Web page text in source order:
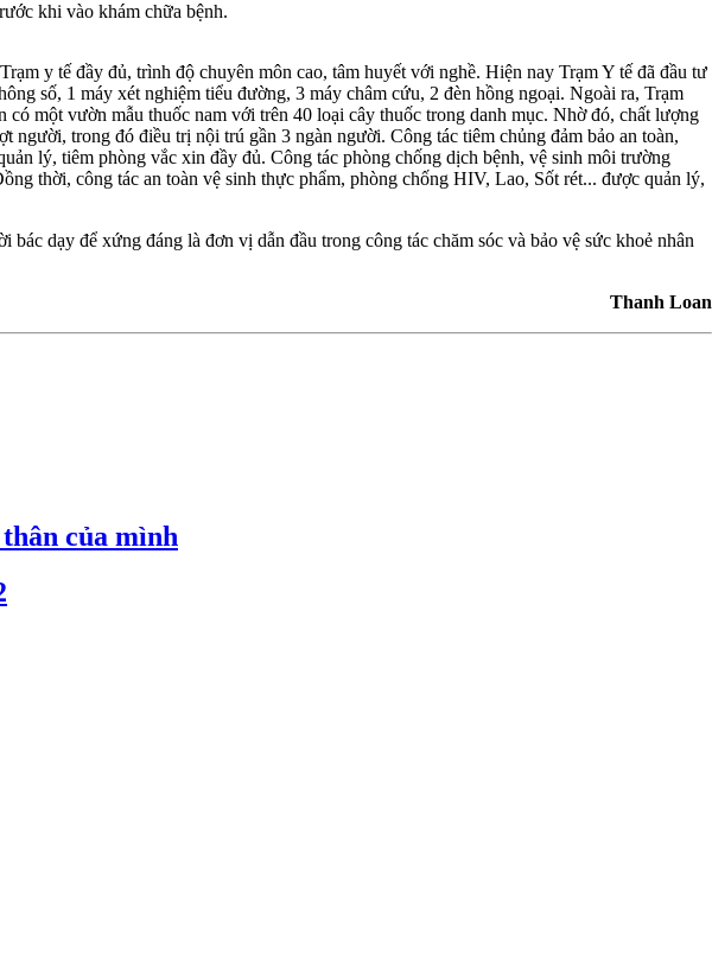
khi vào khám chữa bệnh.
y tế đầy đủ, trình độ chuyên môn cao, tâm huyết với nghề. Hiện nay Trạm Y tế đã đầu tư
số, 1 máy xét nghiệm tiểu đường, 3 máy châm cứu, 2 đèn hồng ngoại. Ngoài ra, Trạm
một vườn mẫu thuốc nam với trên 40 loại cây thuốc trong danh mục. Nhờ đó, chất lượng
người, trong đó điều trị nội trú gần 3 ngàn người. Công tác tiêm chủng đảm bảo an toàn,
lý, tiêm phòng vắc xin đầy đủ. Công tác phòng chống dịch bệnh, vệ sinh môi trường
thời, công tác an toàn vệ sinh thực phẩm, phòng chống HIV, Lao, Sốt rét... được quản lý,
dạy để xứng đáng là đơn vị dẫn đầu trong công tác chăm sóc và bảo vệ sức khoẻ nhân
Thanh Loan
của mình